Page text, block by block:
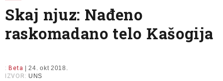
Propaganda Lokalni mediji
Informer Slavko Ćuruvija
Skaj njuz: Nađeno
raskomadano telo Kašogija
: Beta | 24. okt 2018.
IZVOR: UNS